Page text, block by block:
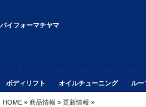
イフォーマチヤマ
ディリフト オイルチューニング ルー
HOME » 商品情報 » 更新情報 »